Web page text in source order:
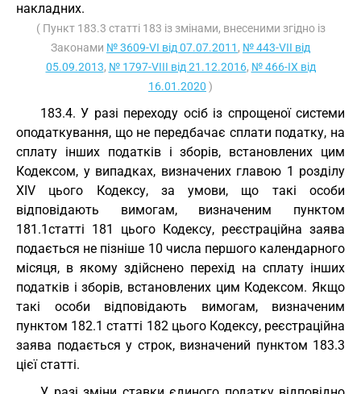
накладних.
( Пункт 183.3 статті 183 із змінами, внесеними згідно із
Законами № 3609-VI від 07.07.2011 , № 443-VII від
05.09.2013, № 1797-VIII від 21.12.2016, № 466-IX від
16.01.2020 )
183.4. У разі переходу осіб із спрощеної системи
оподаткування, що не передбачає сплати податку, на
сплату інших податків і зборів, встановлених цим
Кодексом, у випадках, визначених главою 1 розділу
XIV цього Кодексу, за умови, що такі особи
відповідають вимогам, визначеним пунктом
181.1статті 181 цього Кодексу, реєстраційна заява
подається не пізніше 10 числа першого календарного
місяця, в якому здійснено перехід на сплату інших
податків і зборів, встановлених цим Кодексом. Якщо
такі особи відповідають вимогам, визначеним
пунктом 182.1 статті 182 цього Кодексу, реєстраційна
заява подається у строк, визначений пунктом 183.3
цієї статті.